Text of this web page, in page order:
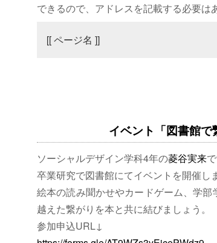
できるので、アドレスを記載する必要は
[[ ページ名 ]]
イベント「図書館
ソーシャルデザイン学科4年の菱谷実来
卒業研究で図書館にてイベントを開催し
絵本の読み聞かせやカードゲーム、学部
越えた繋がりを本と共に結びましょう。
参加申込URL↓